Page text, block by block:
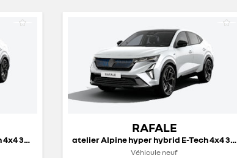
esprit Alpine hyper hybrid E-Tech 4x4 300 ch - 26
RAFALE
atelier Alpine hyper hybrid E-Tech 4x4 300 ch - 26
Véhicule neuf